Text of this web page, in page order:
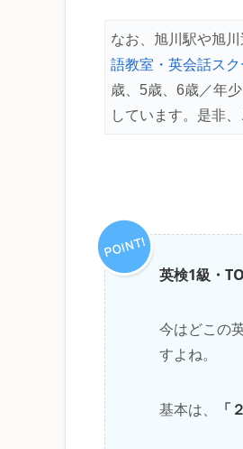
なお、旭川駅や旭
語教室・英会話スク
歳、5歳、6歳／年
しています。是非、
英検1級・
今はどこの
すよね。
基本は、 「